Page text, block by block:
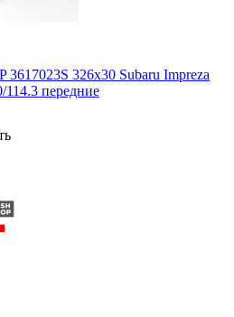
326х30 Subaru Impreza
передние